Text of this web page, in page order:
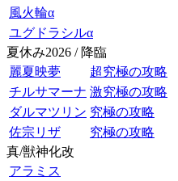
風火輪α
ユグドラシルα
夏休み2026 / 降臨
麗夏映夢
超究極の攻略
チルサマーナ 激究極の攻略
ダルマツリン 究極の攻略
佐宗リザ
究極の攻略
真/獣神化改
アラミス